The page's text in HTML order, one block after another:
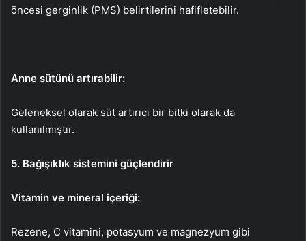
öncesi gerginlik (PMS) belirtilerini hafifletebilir.
Anne sütünü artırabilir:
Geleneksel olarak süt artırıcı bir bitki olarak da
kullanılmıştır.
5. Bağışıklık sistemini güçlendirir
Vitamin ve mineral içeriği:
Rezene, C vitamini, potasyum ve magnezyum gibi